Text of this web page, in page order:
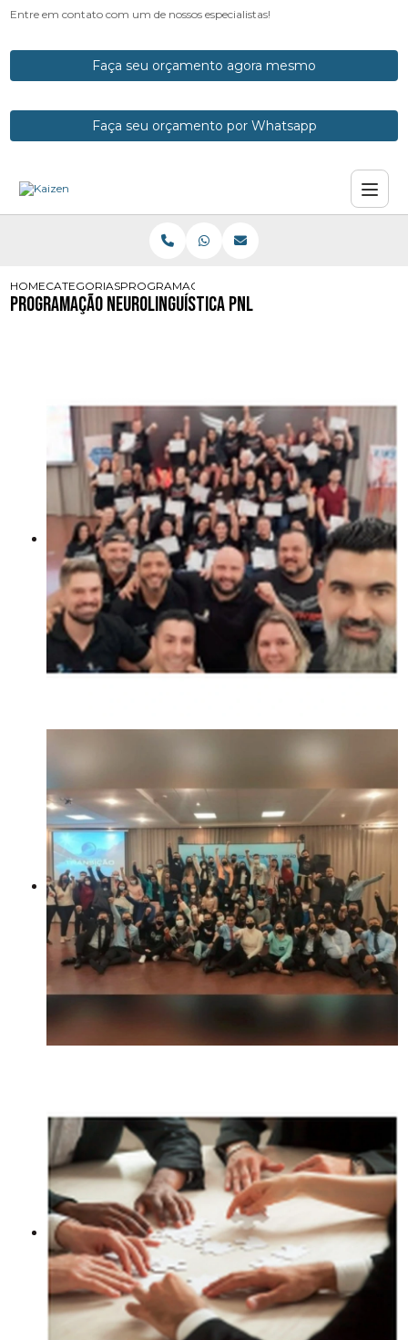
Entre em contato com um de nossos especialistas!
Faça seu orçamento agora mesmo
Faça seu orçamento por Whatsapp
HOMECATEGORIASPROGRAMACAO NEUROLINGUISTICA PNL
Programação Neurolinguística Pnl